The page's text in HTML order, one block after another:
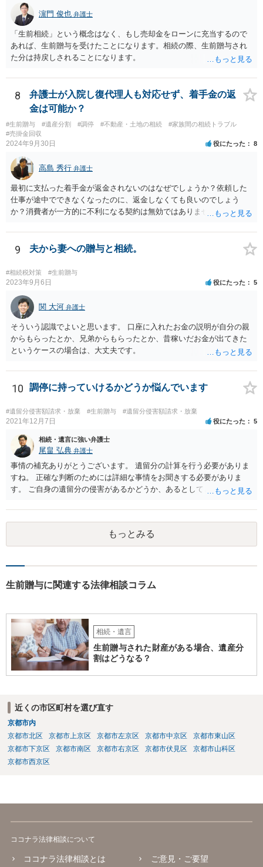
相続財産とは別枠で、遺留分対策にも有効と思われます。 ③負担付死
因贈与 「介護・見守り等を条件に、死亡時に財産を渡す」契約。条件
不履行なら無効にでき、老後の安心を担保できます。 ④ 寄附予約＋解
除条件 慈善団体への寄附を予約しつつ、資金不足時は解除できる条項
を設定。 などがあり得るかと思われます。
濵門 俊也 弁護士
「生前相続」という概念はなく、もし売却金をローンに充当するので
あれば、生前贈与を受けたことになります。相続の際、生前贈与され
た分は持戻しされることになります。
8
弁護士が入院し復代理人も対応せず、着手金の返
金は可能か？
#生前贈与 #遺産分割 #調停 #不動産・土地の相続
#家族間の相続トラブル
#売掛金回収
2024年9月30日 役にたった 8
高島 秀行 弁護士
最初に支払った着手金が返金されないのはなぜでしょうか？依頼した
仕事が途中でできなくなったのに、返金しなくても良いのでしょう
か？消費者が一方的に不利になる契約は無効ではありませんか？
務があると思います。 倒れた弁護士が所属する弁護士会に相談さ
れた方がよいと思います。 倒れた弁護士は脳梗塞で倒れたようで
すが、 判断能力があり、復代理を倒れた弁護士の判断で復代理を
選任したのか 即ち、復代理人の選任は有効なのかという問題もあ
ると思います。
9 夫から妻への贈与と相続。
#相続税対策 #生前贈与
2023年9月6日 役にたった 5
関 大河 弁護士
そういう認識でよいと思います。 口座に入れたお金の説明が自分の親
からもらったとか、兄弟からもらったとか、昔稼いだお金が出てきた
というケースの場合は、大丈夫です。
10 調停に持っていけるかどうか悩んでいます
#遺留分侵害額請求・放棄 #生前贈与 #遺留分侵害額請求・放棄
2021年12月7日 役にたった 5
相続・遺言に強い弁護士
尾畠 弘典 弁護士
事情の補充ありがとうございます。 遺留分の計算を行う必要がありま
すね。 正確な判断のためには詳細な事情をお聞きする必要がありま
す。 ご自身の遺留分の侵害があるかどうか、あるとしてどの程度の金
相談されるのが良いと思います。
もっとみる
生前贈与に関連する法律相談コラム
相続・遺言
生前贈与された財産がある場合、遺産分
割はどうなる？
近くの市区町村を選び直す
京都市内
京都市北区
京都市上京区 京都市左京区 京都市中京区
京都市東山区
京都市下京区
京都市南区 京都市右京区 京都市伏見区
京都市山科区
京都市西京区
ココナラ法律相談について
ココナラ法律相談とは ご意見・ご要望